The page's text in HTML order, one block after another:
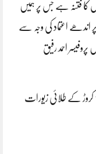
کا فتنہ ہے جس پر ہمیں
فتح حاصل ہو گی،AI پر اندھے اعتماد کی وجہ سے
احمد رفیق
کلرسیداں ڈکیتی‘ڈاکو1 کروڑ کے طلائی زیورات